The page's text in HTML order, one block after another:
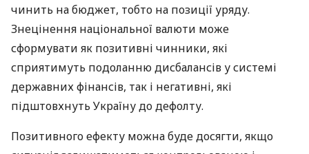
чинить на бюджет, тобто на позиції уряду.
Знецінення національної валюти може
сформувати як позитивні чинники, які
сприятимуть подоланню дисбалансів у системі
державних фінансів, так і негативні, які
підштовхнуть Україну до дефолту.
Позитивного ефекту можна буде досягти, якщо